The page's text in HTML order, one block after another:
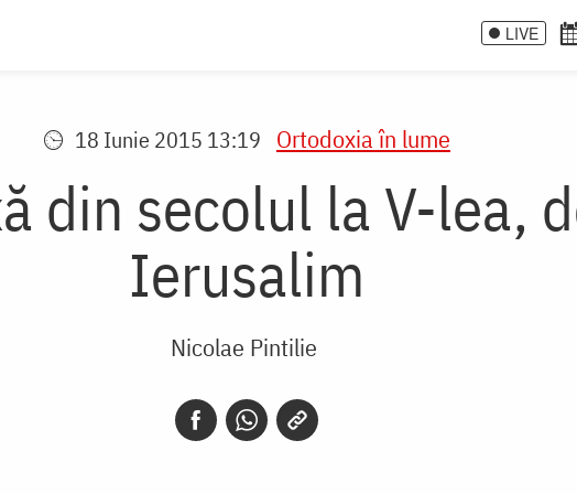
LIVE
18 Iunie 2015 13:19 Ortodoxia în lume
din secolul la V-lea,
Ierusalim
Nicolae Pintilie